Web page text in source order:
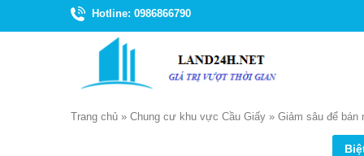
Hotline: 0986866790
Trang chủ » Chung cư khu vực Cầu Giấy » Giảm sâu để bán